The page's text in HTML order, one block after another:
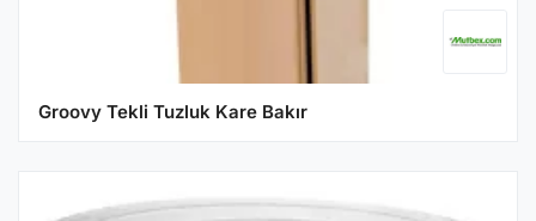
Groovy Tekli Tuzluk Kare Bakır